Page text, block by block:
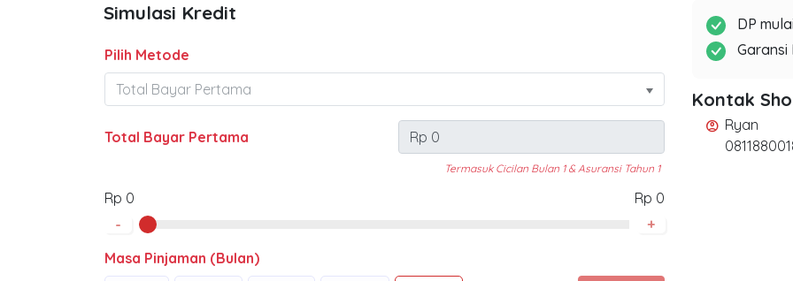
Simulasi Kredit
Pilih Metode
Total Bayar Pertama
Termasuk Cicilan Bulan 1 & Asuransi Tahun 1
Rp 0
Rp 0
-
+
Masa Pinjaman (Bulan)
DP
Garansi
Kontak
account_circle Ryan